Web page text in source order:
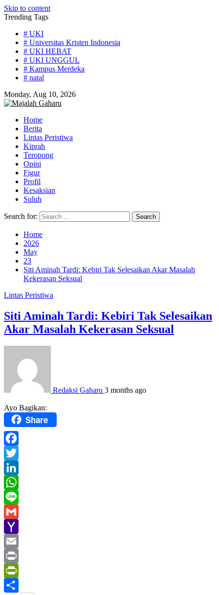
Skip to content
Trending Tags
# UKI
# Universitas Kristen Indonesia
# UKI HEBAT
# UKI UNGGUL
# Kampus Merdeka
# natal
Monday, Aug 10, 2026
Home
Berita
Lintas Peristiwa
Kiprah
Teropong
Opini
Figur
Profil
Kesaksian
Suluh
Search for:
Home
2026
May
23
Siti Aminah Tardi: Kebiri Tak Selesaikan Akar Masalah
Kekerasan Seksual
Lintas Peristiwa
Siti Aminah Tardi: Kebiri Tak Selesaikan
Akar Masalah Kekerasan Seksual
Redaksi Gaharu 3 months ago
Ayo Bagikan:
Share
Facebook
Twitter
LinkedIn
WhatsApp
Line
Gmail
Yahoo
Mail
Email
Print
PrintFriendly